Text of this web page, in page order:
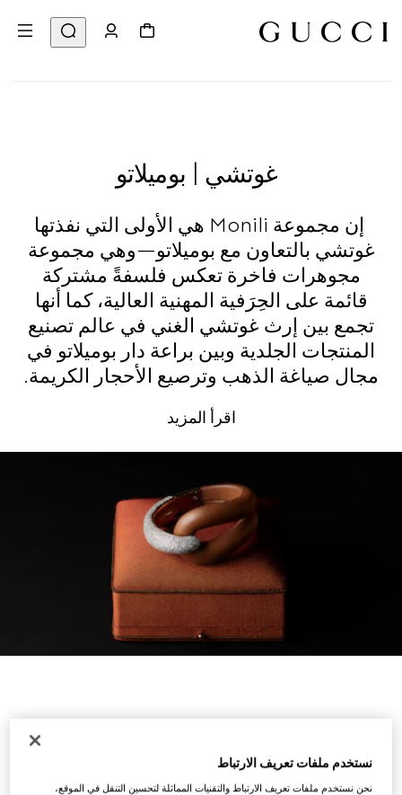
غوتشي | بوميلاتو
إن مجموعة Monili هي الأولى التي نفذتها
غوتشي بالتعاون مع بوميلاتو—وهي مجموعة
مجوهرات فاخرة تعكس فلسفةً مشتركة
قائمة على الحِرَفية المهنية العالية، كما أنها
تجمع بين إرث غوتشي الغني في عالم تصنيع
المنتجات الجلدية وبين براعة دار بوميلاتو في
مجال صياغة الذهب وترصيع الأحجار الكريمة.
اقرأ المزيد
نستخدم ملفات تعريف الارتباط
نحن نستخدم ملفات تعريف الارتباط والتقنيات المماثلة لتحسين التنقل في الموقع،